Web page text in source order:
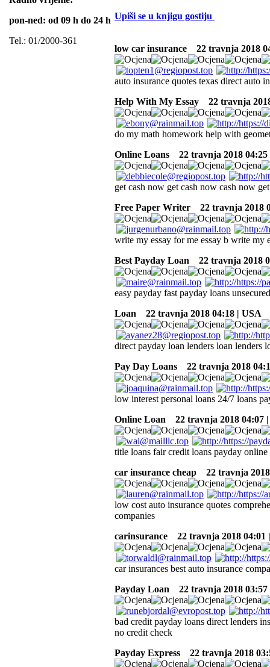
pon-ned: od 09 h do 24 h
Tel.: 01/2000-361
Upiši se u knjigu gostiju
low car insurance 22 travnja 2018
auto insurance quotes texas direct auto
Help With My Essay
22 travnja
do my math homework help with
Online Loans
22 travnja 2018 04:25
get cash now get cash now cash now
Free Paper Writer
22 travnja 2018
write my essay for me essay b write my
Best Payday Loan
22 travnja 2018
easy payday fast payday loans
Loan
22 travnja 2018 04:18 | USA
direct payday loan lenders loan lenders
Pay Day Loans
22 travnja 2018
low interest personal loans 24/7 loans
Online Loan
22 travnja 2018 04:07
title loans fair credit loans payday
car insurance cheap
22 travnja
low cost auto insurance quotes
companies
carinsurance
22 travnja 2018 04:01
car insurances best auto insurance
Payday Loan
22 travnja 2018 03:57
bad credit payday loans direct lenders
no credit check
Payday Express
22 travnja 2018